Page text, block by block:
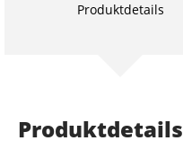
Produktdetails
Produktdetails